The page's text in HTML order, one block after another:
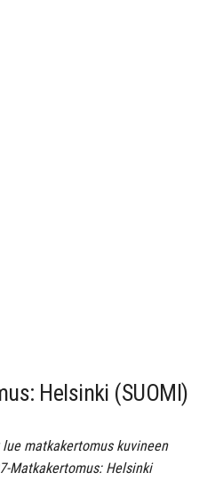
Helsinki (SUOMI)
matkakertomus kuvineen
Matkakertomus: Helsinki